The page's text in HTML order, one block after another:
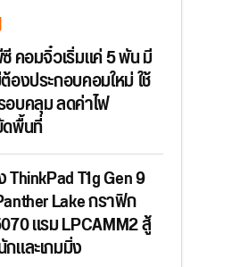
คอมจิ๋วเริ่มแค่ 5 พัน มี
องประกอบคอมใหม่ ใช้
บคลุม ลดค่าไฟ
พื้นที่
T1g Gen 9
Lake กราฟิก
แรม LPCAMM2 สู้
และเกมมิ่ง